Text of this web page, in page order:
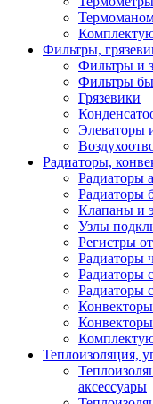
Фильтры,
Фильтры и
Фильтры
Грязевики
Элеваторы
Радиаторы,
Радиаторы
Радиаторы
Клапаны и
Узлы
Регистры
Радиаторы
Радиаторы
Радиаторы
Конвекторы
Теплоизоляция,
аксессуары